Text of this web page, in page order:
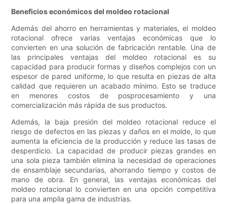
Beneficios económicos del moldeo rotacional
Además del ahorro en herramientas y materiales, el moldeo
rotacional ofrece varias ventajas económicas que lo
convierten en una solución de fabricación rentable. Una de
las principales ventajas del moldeo rotacional es su
capacidad para producir formas y diseños complejos con un
espesor de pared uniforme, lo que resulta en piezas de alta
calidad que requieren un acabado mínimo. Esto se traduce
en menores costos de posprocesamiento y una
comercialización más rápida de sus productos.
Además, la baja presión del moldeo rotacional reduce el
riesgo de defectos en las piezas y daños en el molde, lo que
aumenta la eficiencia de la producción y reduce las tasas de
desperdicio. La capacidad de producir piezas grandes en
una sola pieza también elimina la necesidad de operaciones
de ensamblaje secundarias, ahorrando tiempo y costos de
mano de obra. En general, las ventajas económicas del
moldeo rotacional lo convierten en una opción competitiva
para una amplia gama de industrias.